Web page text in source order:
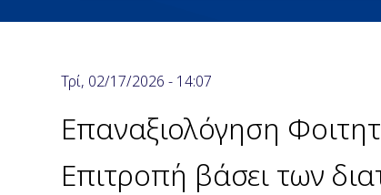
Τρί, 02/17/2026 - 14:07
Επαναξιολόγηση
Επιτροπή βάσει των